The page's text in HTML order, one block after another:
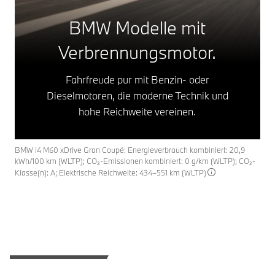
BMW Modelle mit
Verbrennungsmotor.
Fahrfreude pur mit Benzin- oder
Dieselmotoren, die moderne Technik und
hohe Reichweite vereinen.
BMW i4 M60 xDrive Gran Coupé: Energieverbrauch kombiniert: 20,9
kWh/100 km (WLTP); CO₂-Emissionen kombiniert: 0 g/km (WLTP); CO₂-
Klasse(n): A; Elektrische Reichweite: 434–551 km (WLTP)